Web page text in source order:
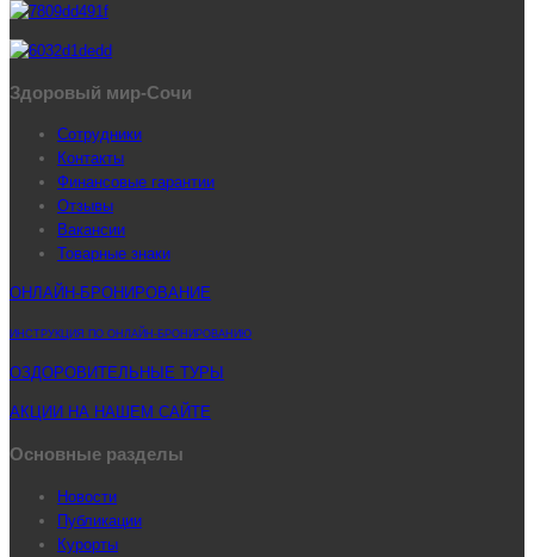
Здоровый мир-Сочи
Сотрудники
Контакты
Финансовые гарантии
Отзывы
Вакансии
Товарные знаки
ОНЛАЙН-БРОНИРОВАНИЕ
ИНСТРУКЦИЯ ПО ОНЛАЙН-БРОНИРОВАНИЮ
ОЗДОРОВИТЕЛЬНЫЕ ТУРЫ
АКЦИИ НА НАШЕМ САЙТЕ
Основные разделы
Новости
Публикации
Курорты